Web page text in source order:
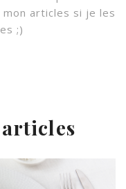
articles si je les
;)